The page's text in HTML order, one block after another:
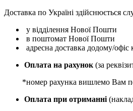
Доставка по Україні здійснюється
у відділення Нової Пошти
в поштомат Нової Пошти
адресна доставка додому/
Оплата на рахунок (за
*номер рахунка вишлемо Вам
Оплата при отриманні